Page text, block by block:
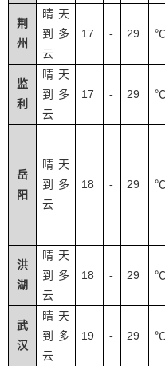
荆
州
晴天
到多
云
17 - 29 ℃
监
利
晴天
到多
云
17 - 29 ℃
岳
阳
晴天
到多
云
18 - 29 ℃
洪
湖
晴天
到多
云
18 - 29 ℃
武
汉
晴天
到多
云
19 - 29 ℃